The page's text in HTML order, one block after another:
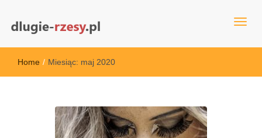
dlugie-rzesy.pl
Home / Miesiąc: maj 2020